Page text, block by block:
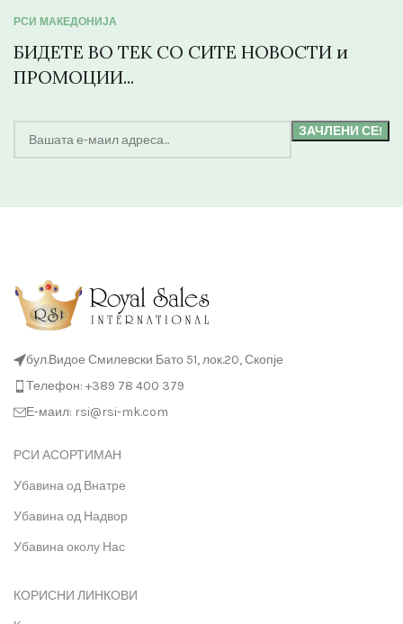
РСИ МАКЕДОНИЈА
БИДЕТЕ ВО ТЕК СО СИТЕ НОВОСТИ и
ПРОМОЦИИ...
бул.Видое Смилевски Бато 51, лок.20, Скопје
Телефон: +389 78 400 379
Е-маил: rsi@rsi-mk.com
РСИ АСОРТИМАН
Убавина од Внатре
Убавина од Надвор
Убавина околу Нас
КОРИСНИ ЛИНКОВИ